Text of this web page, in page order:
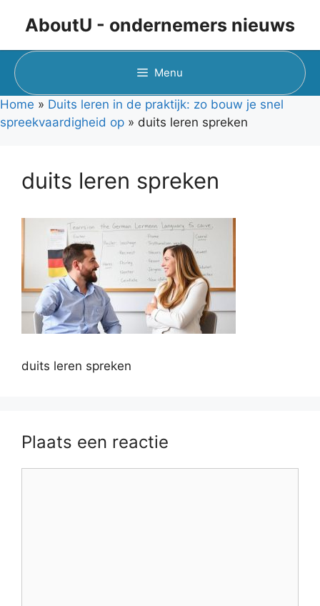
inhoud
AboutU - ondernemers nieuws
Menu
Home » Duits leren in de praktijk: zo bouw je snel
spreekvaardigheid op » duits leren spreken
duits leren spreken
duits leren spreken
Plaats een reactie